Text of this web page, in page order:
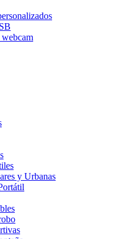
webcam
y Urbanas